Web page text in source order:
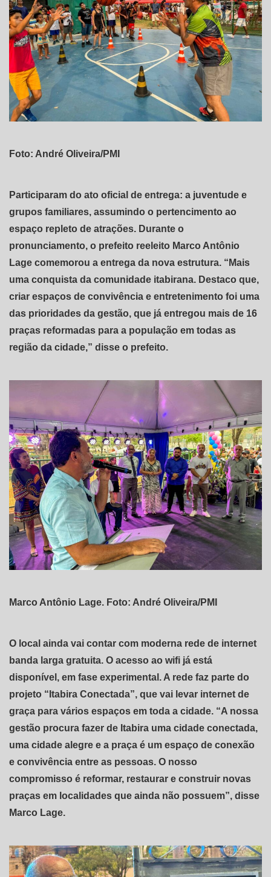
Foto: André Oliveira/PMI
Participaram do ato oficial de entrega: a juventude e
grupos familiares, assumindo o pertencimento ao
espaço repleto de atrações. Durante o
pronunciamento, o prefeito reeleito Marco Antônio
Lage comemorou a entrega da nova estrutura. “Mais
uma conquista da comunidade itabirana. Destaco que,
criar espaços de convivência e entretenimento foi uma
das prioridades da gestão, que já entregou mais de 16
praças reformadas para a população em todas as
região da cidade,” disse o prefeito.
Marco Antônio Lage. Foto: André Oliveira/PMI
O local ainda vai contar com moderna rede de internet
banda larga gratuita. O acesso ao wifi já está
disponível, em fase experimental. A rede faz parte do
projeto “Itabira Conectada”, que vai levar internet de
graça para vários espaços em toda a cidade. “A nossa
gestão procura fazer de Itabira uma cidade conectada,
uma cidade alegre e a praça é um espaço de conexão
e convivência entre as pessoas. O nosso
compromisso é reformar, restaurar e construir novas
praças em localidades que ainda não possuem”, disse
Marco Lage.